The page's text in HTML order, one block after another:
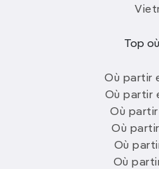
Top
Où partir
Où partir
Où partir
Où
Où
Où